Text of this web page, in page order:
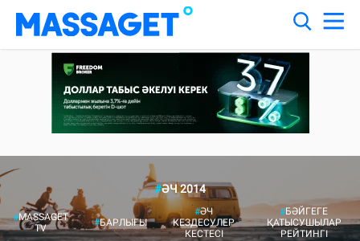
#ӘЧ 2014
#MASSAGET
TV
#БАРЛЫҒЫ
#ӘЧ
КЕЗДЕСУЛЕР
КЕСТЕСІ
#БӘЙГЕГЕ
ҚАТЫСУШЫЛАР
РЕЙТИНГІ